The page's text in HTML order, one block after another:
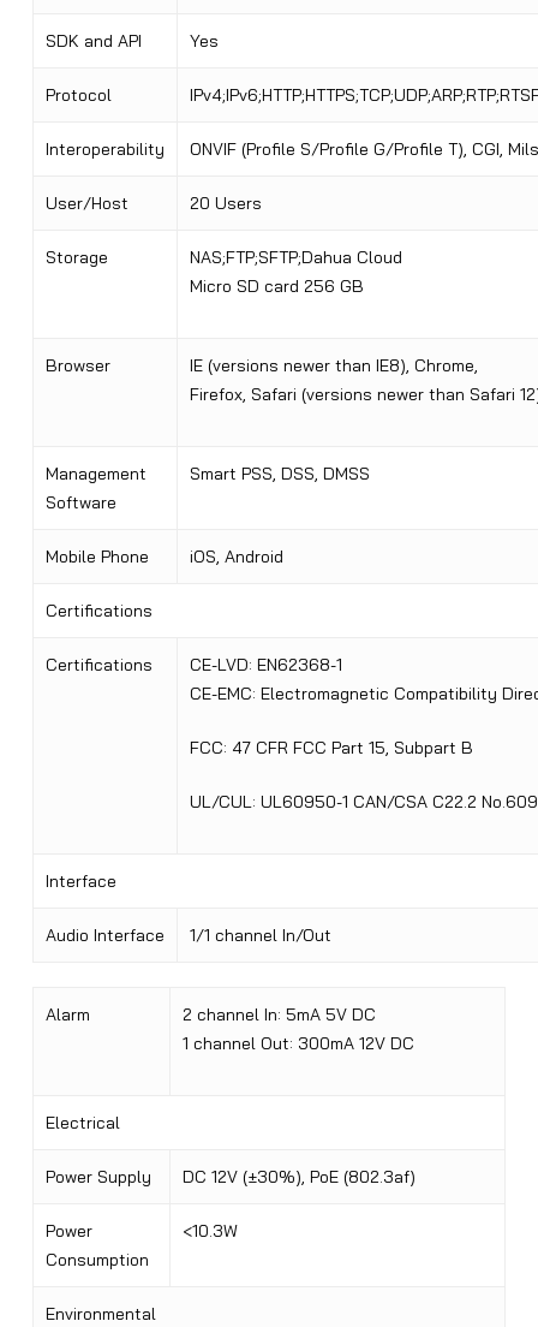
SDK and API Yes
Protocol
Interoperability ONVIF (Profile S/Profile G/Profile T), CGI,
User/Host 20 Users
Storage
NAS;FTP;SFTP;Dahua Cloud
Micro SD card 256 GB
Browser
IE (versions newer than IE8), Chrome,
Firefox, Safari (versions newer than Safari
Management
Software
Smart PSS, DSS, DMSS
Mobile Phone iOS, Android
Certifications
Certifications
CE-LVD: EN62368-1
CE-EMC: Electromagnetic Compatibility
FCC: 47 CFR FCC Part 15, Subpart B
UL/CUL: UL60950-1 CAN/CSA C22.2
Interface
Audio Interface 1/1 channel In/Out
Alarm
2 channel In: 5mA 5V DC
1 channel Out: 300mA 12V DC
Electrical
Power Supply DC 12V (±30%), PoE (802.3af)
Power
Consumption
<10.3W
Environmental